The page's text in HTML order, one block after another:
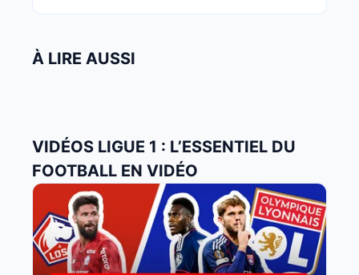
À LIRE AUSSI
VIDÉOS LIGUE 1 : L’ESSENTIEL DU
FOOTBALL EN VIDÉO